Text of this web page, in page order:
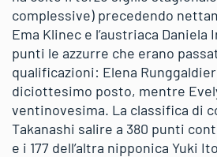
complessive) precedendo
Ema Klinec e l’austriaca Daniela
punti le azzurre che erano
qualificazioni: Elena
diciottesimo posto, mentre
ventinovesima. La classifica di
Takanashi salire a 380 punti
e i 177 dell’altra nipponica Yuki